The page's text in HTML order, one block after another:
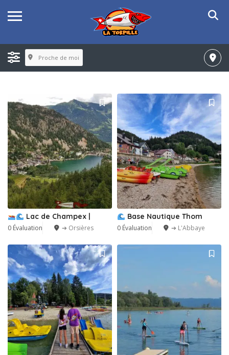
Proche de moi
Lac de Champex |
0 Évaluation ➔ Orsières
Base Nautique Thom
0 Évaluation ➔ L'Abbaye